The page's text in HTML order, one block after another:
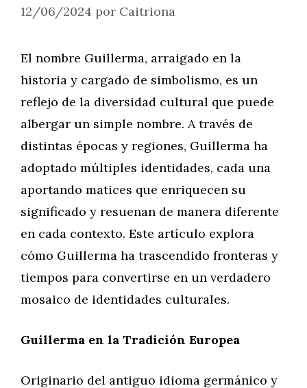
12/06/2024 por Caitriona
El nombre Guillerma, arraigado en la
historia y cargado de simbolismo, es un
reflejo de la diversidad cultural que puede
albergar un simple nombre. A través de
distintas épocas y regiones, Guillerma ha
adoptado múltiples identidades, cada una
aportando matices que enriquecen su
significado y resuenan de manera diferente
en cada contexto. Este artículo explora
cómo Guillerma ha trascendido fronteras y
tiempos para convertirse en un verdadero
mosaico de identidades culturales.
Guillerma en la Tradición Europea
Originario del antiguo idioma germánico y